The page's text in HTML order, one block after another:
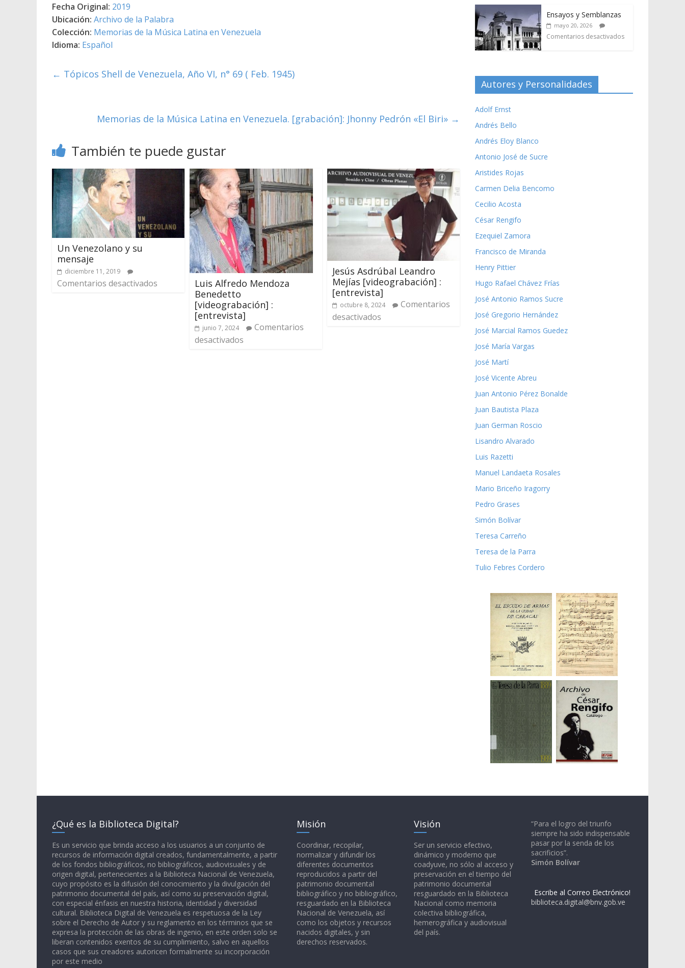
Fecha Original: 2019
Ubicación: Archivo de la Palabra
Colección: Memorias de la Música Latina en Venezuela
Idioma: Español
← Tópicos Shell de Venezuela, Año VI, n° 69 ( Feb. 1945)
Memorias de la Música Latina en Venezuela. [grabación]: Jhonny Pedrón «El Biri» →
También te puede gustar
Un Venezolano y su
mensaje
diciembre 11, 2019
Comentarios desactivados
Luis Alfredo Mendoza
Benedetto
[videograbación] :
[entrevista]
junio 7, 2024
Comentarios
desactivados
Jesús Asdrúbal Leandro
Mejías [videograbación] :
[entrevista]
octubre 8, 2024
Comentarios
desactivados
Ensayos y Semblanzas
mayo 20, 2026
Comentarios desactivados
Autores y Personalidades
Adolf Ernst
Andrés Bello
Andrés Eloy Blanco
Antonio José de Sucre
Aristides Rojas
Carmen Delia Bencomo
Cecilio Acosta
César Rengifo
Ezequiel Zamora
Francisco de Miranda
Henry Pittier
Hugo Rafael Chávez Frías
José Antonio Ramos Sucre
José Gregorio Hernández
José Marcial Ramos Guedez
José María Vargas
José Martí
José Vicente Abreu
Juan Antonio Pérez Bonalde
Juan Bautista Plaza
Juan German Roscio
Lisandro Alvarado
Luis Razetti
Manuel Landaeta Rosales
Mario Briceño Iragorry
Pedro Grases
Simón Bolívar
Teresa Carreño
Teresa de la Parra
Tulio Febres Cordero
¿Qué es la Biblioteca Digital?
Es un servicio que brinda acceso a los usuarios a un conjunto de
recursos de información digital creados, fundamentalmente, a partir
de los fondos bibliográficos, no bibliográficos, audiovisuales y de
origen digital, pertenecientes a la Biblioteca Nacional de Venezuela,
cuyo propósito es la difusión del conocimiento y la divulgación del
patrimonio documental del país, así como su preservación digital,
con especial énfasis en nuestra historia, identidad y diversidad
cultural. Biblioteca Digital de Venezuela es respetuosa de la Ley
sobre el Derecho de Autor y su reglamento en los términos que se
expresa la protección de las obras de ingenio, en este orden solo se
liberan contenidos exentos de su cumplimiento, salvo en aquellos
casos que sus creadores autoricen formalmente su incorporación
por este medio
Misión
Coordinar, recopilar,
normalizar y difundir los
diferentes documentos
reproducidos a partir del
patrimonio documental
bibliográfico y no bibliográfico,
resguardado en la Biblioteca
Nacional de Venezuela, así
como los objetos y recursos
nacidos digitales, y sin
derechos reservados.
Visión
Ser un servicio efectivo,
dinámico y moderno que
coadyuve, no sólo al acceso y
preservación en el tiempo del
patrimonio documental
resguardado en la Biblioteca
Nacional como memoria
colectiva bibliográfica,
hemerográfica y audiovisual
del país.
“Para el logro del triunfo
siempre ha sido indispensable
pasar por la senda de los
sacrificios”.
Simón Bolívar
Escribe al Correo Electrónico!
biblioteca.digital@bnv.gob.ve